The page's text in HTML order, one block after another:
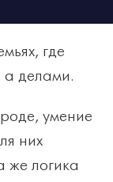
где
а делами.
умение
них
же логика